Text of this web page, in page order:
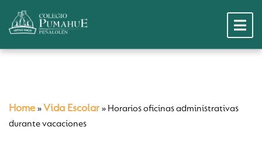
Home » Vida Escolar» Horarios oficinas administrativas
durante vacaciones